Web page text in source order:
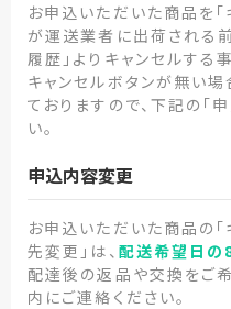
お申込いただいた商品を「
が運送業者に出荷される
履歴」よりキャンセルする
キャンセルボタンが無い
ておりますので、下記の「
い。
申込内容変更
お申込いただいた商品の「
先変更」は、 配送希望日の
配達後の返品や交換をご
内にご連絡ください。